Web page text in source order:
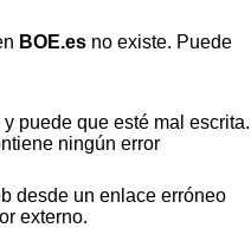
BOE.es no existe. Puede
puede que esté mal escrita.
ningún error
desde un enlace erróneo
externo.